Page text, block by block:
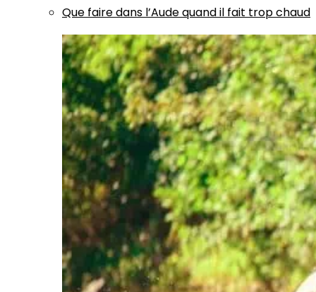
Que faire dans l’Aude quand il fait trop chaud